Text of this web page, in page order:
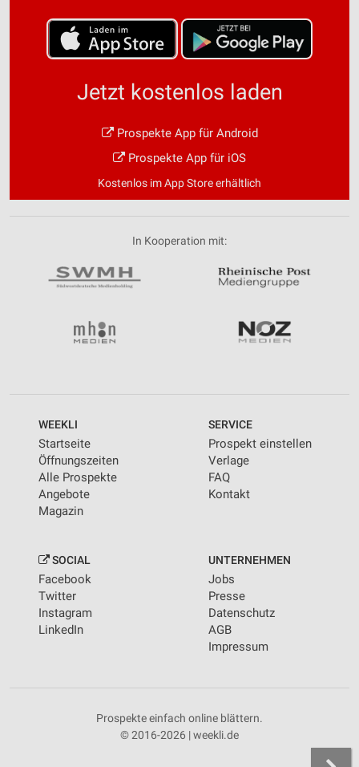
Jetzt kostenlos laden
Prospekte App für Android
Prospekte App für iOS
Kostenlos im App Store erhältlich
In Kooperation mit:
WEEKLI
Startseite
Öffnungszeiten
Alle Prospekte
Angebote
Magazin
SERVICE
Prospekt einstellen
Verlage
FAQ
Kontakt
SOCIAL
Facebook
Twitter
Instagram
LinkedIn
UNTERNEHMEN
Jobs
Presse
Datenschutz
AGB
Impressum
Prospekte einfach online blättern.
© 2016-2026 | weekli.de